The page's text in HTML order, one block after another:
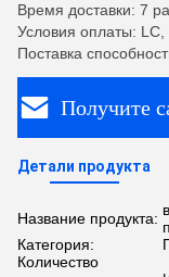
Время доставки: 7
Условия оплаты:
Поставка
Получите
Детали продукта
Название продукта:
Категория:
Количество